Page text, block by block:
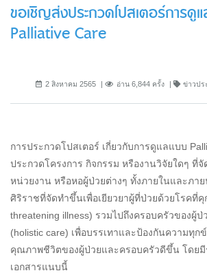
ขอเชิญส่งประกวดโปสเตอร์การดู
Palliative Care
2 สิงหาคม 2565 อ่าน 6,844 ครั้ง ข่าวปร
การประกวดโปสเตอร์ เกี่ยวกับการดูแลแบบ
ประกวดโครงการ กิจกรรม หรืองานวิจัยใดๆ ที่
หน่วยงาน หรือหอผู้ป่วยต่างๆ ทั้งภายในและภา
ศิริราชที่จัดทำขึ้นเพื่อเยียวยาผู้ที่ป่วยด้วยโรคที่
threatening illness) รวมไปถึงครอบครัวของผู้
(holistic care) เพื่อบรรเทาและป้องกันความทุ
คุณภาพชีวิตของผู้ป่วยและครอบครัวดีขึ้น โดยมี
เอกสารแนบนี้